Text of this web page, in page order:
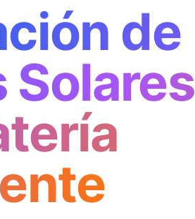
de
Solares